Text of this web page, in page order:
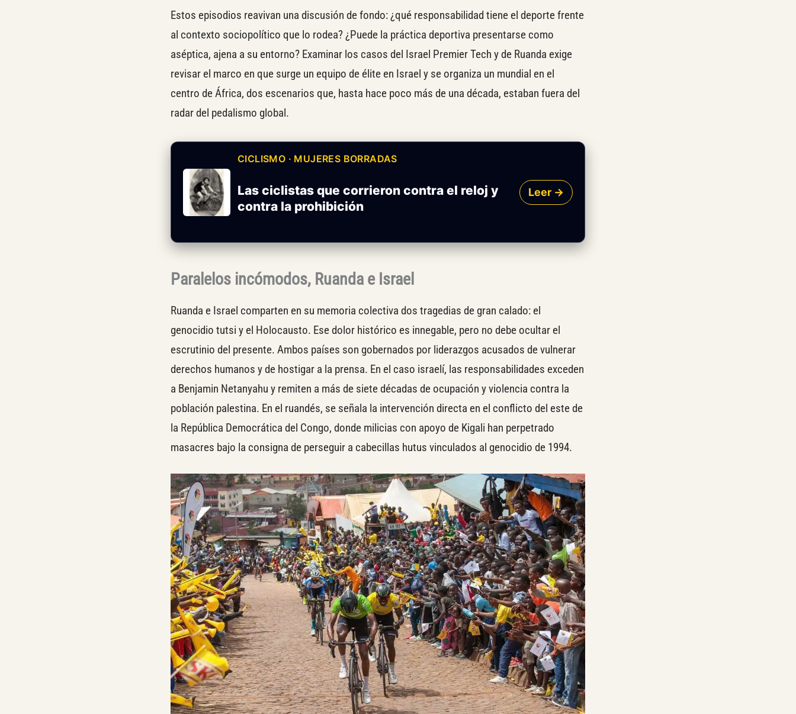
Estos episodios reavivan una discusión de fondo: ¿qué responsabilidad tiene el deporte frente
al contexto sociopolítico que lo rodea? ¿Puede la práctica deportiva presentarse como
aséptica, ajena a su entorno? Examinar los casos del Israel Premier Tech y de Ruanda exige
revisar el marco en que surge un equipo de élite en Israel y se organiza un mundial en el
centro de África, dos escenarios que, hasta hace poco más de una década, estaban fuera del
radar del pedalismo global.
CICLISMO · MUJERES BORRADAS
Las ciclistas que corrieron contra el reloj y
contra la prohibición
Leer →
Paralelos incómodos, Ruanda e Israel
Ruanda e Israel comparten en su memoria colectiva dos tragedias de gran calado: el
genocidio tutsi y el Holocausto. Ese dolor histórico es innegable, pero no debe ocultar el
escrutinio del presente. Ambos países son gobernados por liderazgos acusados de vulnerar
derechos humanos y de hostigar a la prensa. En el caso israelí, las responsabilidades exceden
a Benjamin Netanyahu y remiten a más de siete décadas de ocupación y violencia contra la
población palestina. En el ruandés, se señala la intervención directa en el conflicto del este de
la República Democrática del Congo, donde milicias con apoyo de Kigali han perpetrado
masacres bajo la consigna de perseguir a cabecillas hutus vinculados al genocidio de 1994.